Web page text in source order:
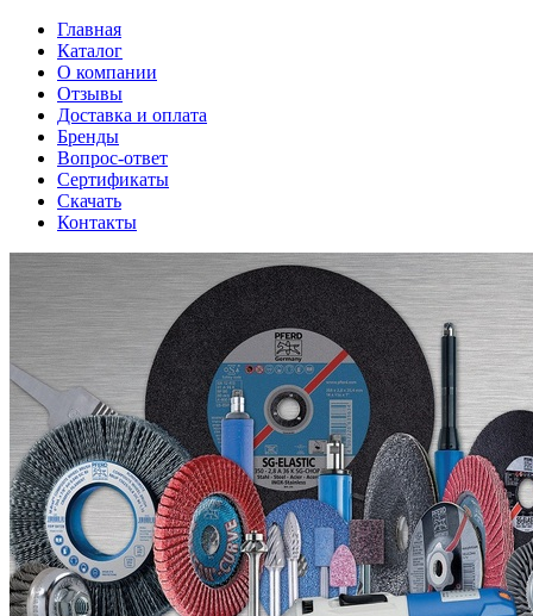
Главная
Каталог
О компании
Отзывы
Доставка и оплата
Бренды
Вопрос-ответ
Сертификаты
Скачать
Контакты